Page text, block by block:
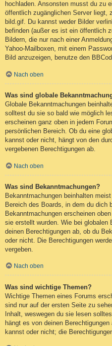
hochladen. Ansonsten musst du zu
öffentlich zugänglichen Server liegt,
bild.gif. Du kannst weder Bilder
befinden (außer es ist ein öffentlich
Bildern, die nur nach einer
Yahoo-Mailboxen, mit einem
Bild anzuzeigen, benutze den
Nach oben
Was sind globale
Globale Bekanntmachungen
solltest du sie so bald wie möglich
erscheinen ganz oben in jedem
persönlichen Bereich. Ob du eine
kannst oder nicht, hängt von den
vergebenen Berechtigungen ab.
Nach oben
Was sind Bekanntmachungen?
Bekanntmachungen beinhalten
Bereich des Boards, in dem du dich
Bekanntmachungen erscheinen
sie erstellt wurden. Wie bei globalen
deinen Berechtigungen ab, ob du
oder nicht. Die Berechtigungen
vergeben.
Nach oben
Was sind wichtige Themen?
Wichtige Themen eines Forums
sind nur auf der ersten Seite zu
Inhalt, weswegen du sie lesen
hängt es von deinen
kannst oder nicht; die